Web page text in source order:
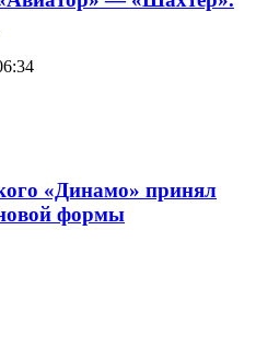
«Динамо» принял
формы